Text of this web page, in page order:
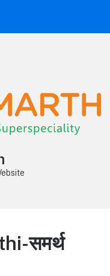
समर्थ